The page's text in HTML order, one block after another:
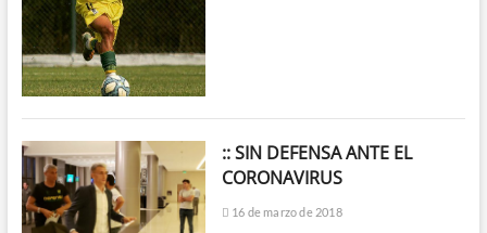
:: SIN DEFENSA ANTE EL
CORONAVIRUS
16 de marzo de 2018